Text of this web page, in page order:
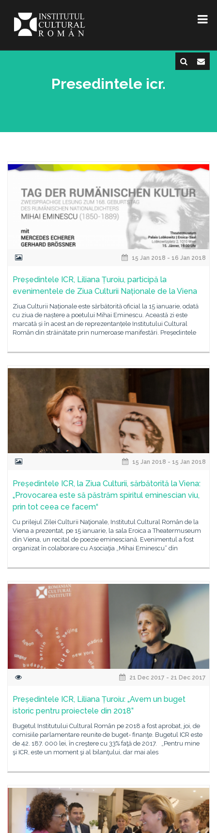
Presedintele icr.
15 Jan 2018 - 16 Jan 2018
Președintele ICR, Liliana Țuroiu, participă la
evenimentele de Ziua Culturii Naționale de la Viena
Ziua Culturii Naționale este sărbătorită oficial la 15 ianuarie, odată
cu ziua de naștere a poetului Mihai Eminescu. Această zi este
marcată și în acest an de reprezentanțele Institutului Cultural
Român din străinătate prin numeroase manifestări. Președintele
15 Jan 2018 - 15 Jan 2018
Președintele ICR, la Ziua Culturii, sărbătorită la Viena:
„Provocarea este să păstrăm spiritul eminescian viu,
prin tot ceea ce facem“
Cu prilejul Zilei Culturii Naţionale, Institutul Cultural Român de la
Viena a prezentat, pe 15 ianuarie, la sala Eroica a Theatermuseum
din Viena, un recital de poezie eminesciană. Evenimentul a fost
organizat în colaborare cu Asociaţia „Mihai Eminescu“ din
21 Dec 2017 - 21 Dec 2017
Președintele ICR, Liliana Țuroiu: „Avem un buget
istoric pentru proiectele din 2018”
Bugetul Institutului Cultural Român pe 2018 a fost aprobat, joi, de
comisiile parlamentare reunite de buget- finanţe. Bugetul ICR este
de 42. 187. 000 lei, în creştere cu 33% faţă de 2017. „Pentru mine
şi ICR, este un moment şi al bilanţului, dar mai ales